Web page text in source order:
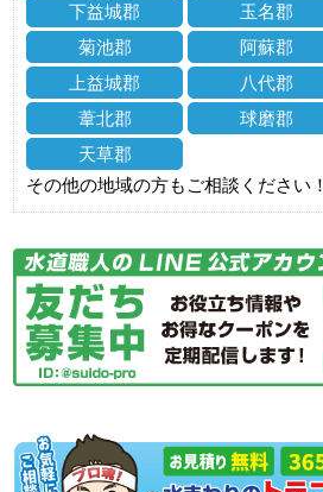
下益城郡
玉名郡
菊池郡
阿蘇郡
上益城郡
八代郡
葦北郡
球磨郡
天草郡
その他の地域の方もご相談ください！